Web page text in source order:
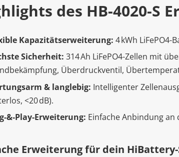
des HB-4020-S
Kapazitätserweiterung: 4 kWh
Sicherheit: 314 Ah LiFePO4-Zellen mit
Überdruckventil,
& langlebig: Intelligenter
<20 dB).
&-Play-Erweiterung: Einfache Anbindung an
Erweiterung für dein